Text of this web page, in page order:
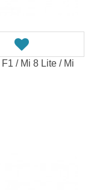
/ Mi 8 Lite / Mi